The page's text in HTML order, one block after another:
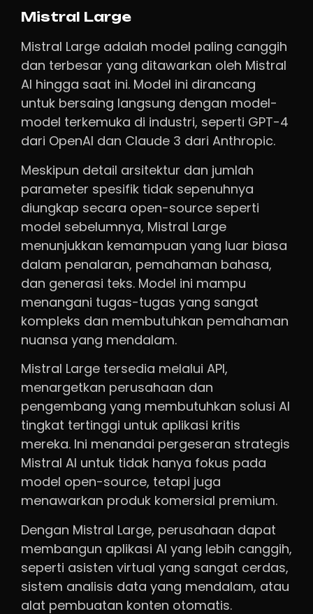
Mistral Large
Mistral Large adalah model paling canggih
dan terbesar yang ditawarkan oleh Mistral
AI hingga saat ini. Model ini dirancang
untuk bersaing langsung dengan model-
model terkemuka di industri, seperti GPT-4
dari OpenAI dan Claude 3 dari Anthropic.
Meskipun detail arsitektur dan jumlah
parameter spesifik tidak sepenuhnya
diungkap secara open-source seperti
model sebelumnya, Mistral Large
menunjukkan kemampuan yang luar biasa
dalam penalaran, pemahaman bahasa,
dan generasi teks. Model ini mampu
menangani tugas-tugas yang sangat
kompleks dan membutuhkan pemahaman
nuansa yang mendalam.
Mistral Large tersedia melalui API,
menargetkan perusahaan dan
pengembang yang membutuhkan solusi AI
tingkat tertinggi untuk aplikasi kritis
mereka. Ini menandai pergeseran strategis
Mistral AI untuk tidak hanya fokus pada
model open-source, tetapi juga
menawarkan produk komersial premium.
Dengan Mistral Large, perusahaan dapat
membangun aplikasi AI yang lebih canggih,
seperti asisten virtual yang sangat cerdas,
sistem analisis data yang mendalam, atau
alat pembuatan konten otomatis.